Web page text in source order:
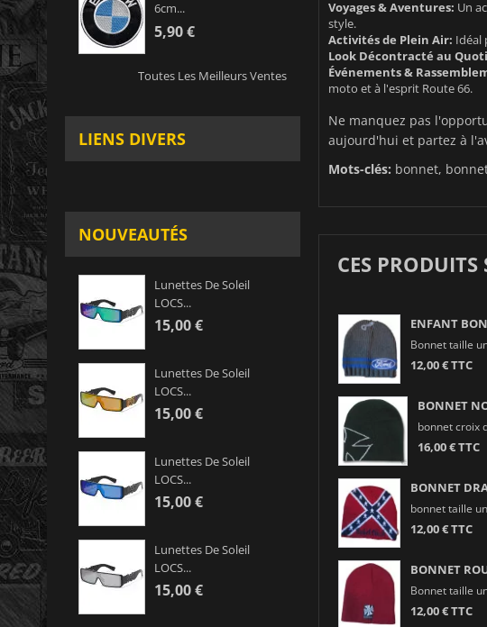
6cm...
5,90 €
Toutes Les Meilleurs Ventes
LIENS DIVERS
NOUVEAUTÉS
Lunettes De Soleil
LOCS...
15,00 €
Lunettes De Soleil
LOCS...
15,00 €
Lunettes De Soleil
LOCS...
15,00 €
Lunettes De Soleil
LOCS...
15,00 €
Voyages & Aventures: Un
style.
Activités de Plein Air: Idéal
Look Décontracté au
Événements &
moto et à l'esprit Route 66.
Ne manquez pas
aujourd'hui et partez à
Mots-clés: bonnet,
CES PRODUITS
ENFANT
Bonnet taille
12,00 € TTC
BONNET
bonnet croix
16,00 € TTC
BONNET
bonnet taille
12,00 € TTC
BONNET
Bonnet taille
12,00 € TTC